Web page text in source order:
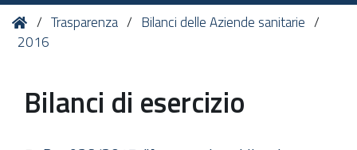
Tu
sei
HomeTrasparenza
Bilanci delle Aziende sanitarie
2016
Bilanci di esercizio